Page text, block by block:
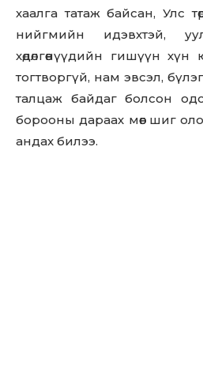
хаалга татаж байсан, Улс
нийгмийн идэвхтэй,
хөдөлгөөнүүдийн гишүүн
тогтворгүй, нам эвсэл,
талцаж байдаг болсон
борооны дараах мөөг шиг
андах билээ.